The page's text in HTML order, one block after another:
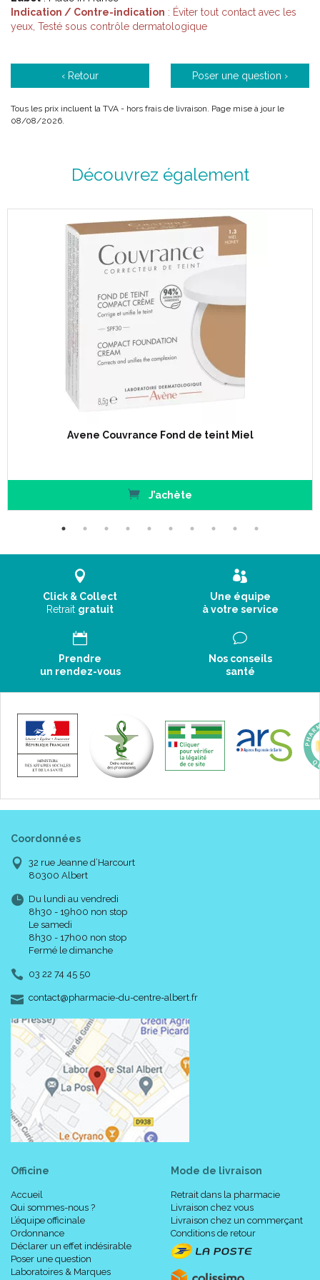
Indication / Contre-indication : Éviter tout contact avec les
yeux, Testé sous contrôle dermatologique
‹ Retour Poser une question ›
Tous les prix incluent la TVA - hors frais de livraison. Page mise à jour le
08/08/2026.
Découvrez également
Avene Couvrance Fond de teint Miel
J’achète
Click & Collect
Retrait gratuit
Une équipe
à votre service
Prendre
un rendez-vous
Nos conseils
santé
Coordonnées
32 rue Jeanne d’Harcourt
80300 Albert
Du lundi au vendredi
8h30 - 19h00 non stop
Le samedi
8h30 - 17h00 non stop
Fermé le dimanche
03 22 74 45 50
contact-
@-
pharmacie-du-centre-albert.fr
Officine
Accueil
Qui sommes-nous ?
L’équipe officinale
Ordonnance
Déclarer un effet indésirable
Poser une question
Laboratoires & Marques
Mode de livraison
Retrait dans la pharmacie
Livraison chez vous
Livraison chez un commerçant
Conditions de retour